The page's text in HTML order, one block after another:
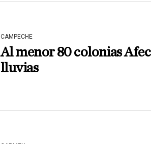
CAMPECHE
Al menor 80 colonias
lluvias